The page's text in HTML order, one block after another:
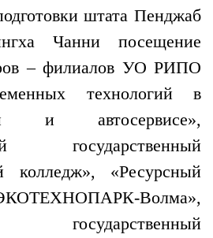
штата Пенджаб
Чанни посещение
– филиалов УО РИПО
технологий в
и автосервисе»,
государственный
колледж», «Ресурсный
Волма»,